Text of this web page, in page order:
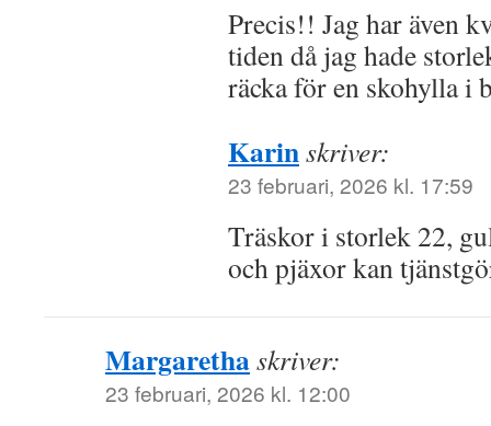
Precis!! Jag har även
tiden då jag hade
räcka för en skohylla i
Karinskriver:
23 februari, 2026 kl. 17:59
Träskor i storlek 22,
och pjäxor kan
Margarethaskriver:
23 februari, 2026 kl. 12:00